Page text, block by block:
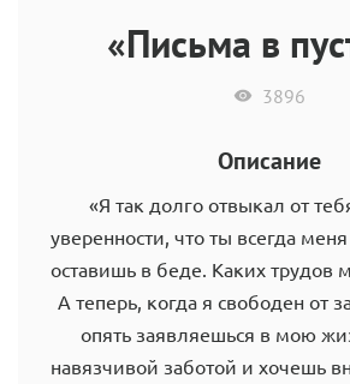
«Письма в
3896
Описание
«Я так долго отвыкал от
уверенности, что ты всегда
оставишь в беде. Каких трудов
А теперь, когда я свободен от
опять заявляешься в мою
навязчивой заботой и хочешь